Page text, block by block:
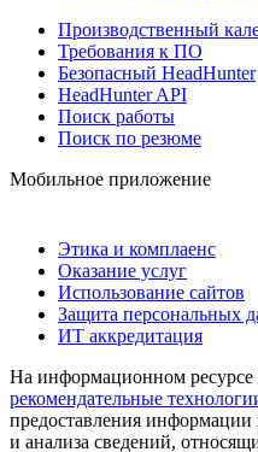
Производственный
Требования к ПО
Безопасный HeadHunter
HeadHunter API
Поиск работы
Поиск по резюме
Мобильное приложение
Этика и комплаенс
Оказание услуг
Использование сайтов
Защита персональных
ИТ аккредитация
На информационном ресурсе
рекомендательные
предоставления информации
и анализа сведений,